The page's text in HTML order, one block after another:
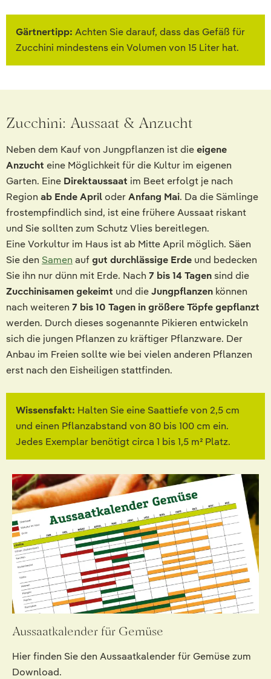
Gärtnertipp: Achten Sie darauf, dass das Gefäß für
Zucchini mindestens ein Volumen von 15 Liter hat.
Zucchini: Aussaat & Anzucht
Neben dem Kauf von Jungpflanzen ist dieeigene
Anzucht eine Möglichkeit für die Kultur im eigenen
Garten. Eine Direktaussaat im Beet erfolgt je nach
Region ab Ende ApriloderAnfang Mai. Da die Sämlinge
frostempfindlich sind, ist eine frühere Aussaat riskant
und Sie sollten zum Schutz Vlies bereitlegen.
Eine Vorkultur im Haus ist ab Mitte April möglich. Säen
Sie den Samen aufgut durchlässige Erde und bedecken
Sie ihn nur dünn mit Erde. Nach 7 bis 14 Tagensind die
Zucchinisamen gekeimt und dieJungpflanzen können
nach weiteren 7 bis 10 Tagen in größere Töpfegepflanzt
werden. Durch dieses sogenannte Pikieren entwickeln
sich die jungen Pflanzen zu kräftiger Pflanzware. Der
Anbau im Freien sollte wie bei vielen anderen Pflanzen
erst nach den Eisheiligen stattfinden.
Wissensfakt: Halten Sie eine Saattiefe von 2,5 cm
und einen Pflanzabstand von 80 bis 100 cm ein.
Jedes Exemplar benötigt circa 1 bis 1,5 m² Platz.
Aussaatkalender für Gemüse
Hier finden Sie den Aussaatkalender für Gemüse zum
Download.